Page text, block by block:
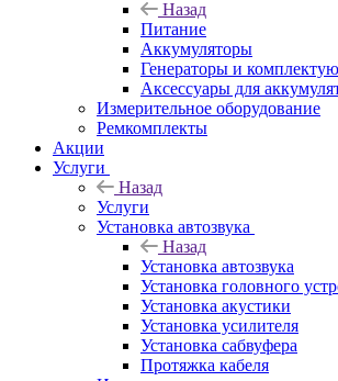
Назад
Питание
Аккумуляторы
Генераторы и
Аксессуары для
Измерительное оборудование
Ремкомплекты
Акции
Услуги
Назад
Услуги
Установка автозвука
Назад
Установка автозвука
Установка головного
Установка акустики
Установка усилителя
Установка сабвуфера
Протяжка кабеля